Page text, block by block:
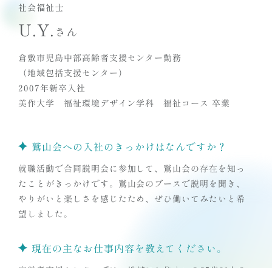
社会福祉士
U.Y. さん
倉敷市児島中部高齢者支援センター勤務
（地域包括支援センター）
2007年新卒入社
美作大学 福祉環境デザイン学科 福祉コース 卒業
鷲山会への入社のきっかけはなんですか？
就職活動で合同説明会に参加して、鷲山会の存在を知っ
たことがきっかけです。鷲山会のブースで説明を聞き、
やりがいと楽しさを感じたため、ぜひ働いてみたいと希
望しました。
現在の主なお仕事内容を教えてください。